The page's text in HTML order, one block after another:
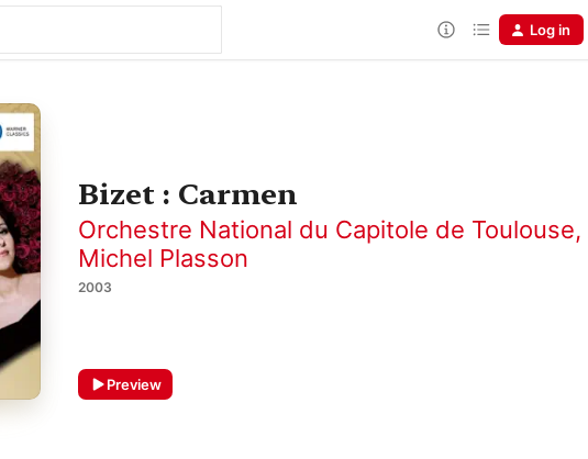
Log in
Bizet : Carmen
Orchestre National du Capitole de Toulouse,
Michel Plasson
2003
Preview